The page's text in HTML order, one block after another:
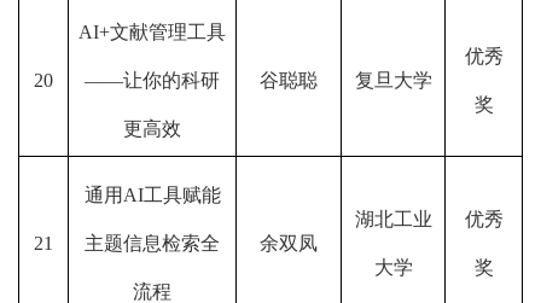
20
AI+文献管理工具
——让你的科研
更高效
谷聪聪 复旦大学
优秀
奖
21
通用AI工具赋能
主题信息检索全
流程
余双凤
湖北工业
大学
优秀
奖